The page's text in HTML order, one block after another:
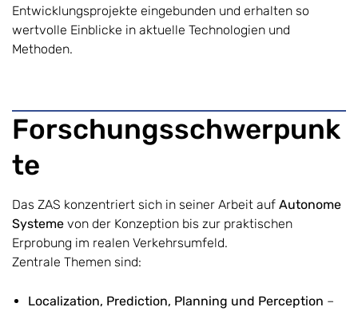
Entwicklungsprojekte eingebunden und erhalten so
wertvolle Einblicke in aktuelle Technologien und
Methoden.
Forschungsschwerpunk
te
Das ZAS konzentriert sich in seiner Arbeit auf Autonome
Systeme von der Konzeption bis zur praktischen
Erprobung im realen Verkehrsumfeld.
Zentrale Themen sind:
Localization, Prediction, Planning und Perception –